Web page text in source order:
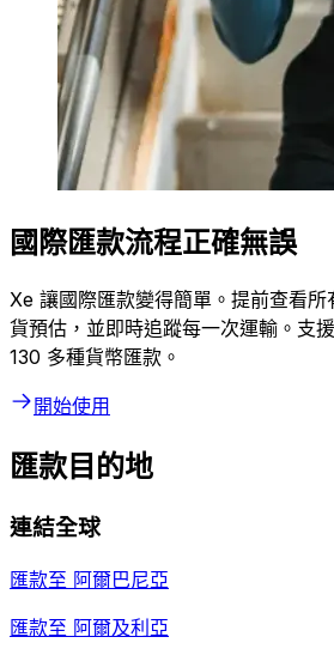
國際匯款流程正確無誤
Xe 讓國際匯款變得簡單。提前查看
貨預估，並即時追蹤每一次運輸。支
130 多種貨幣匯款。
開始使用
匯款目的地
連結全球
匯款至 阿爾巴尼亞
匯款至 阿爾及利亞